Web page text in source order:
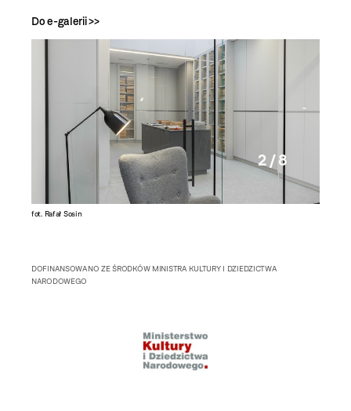
Do e-galerii >>
fot. Rafał Sosin
2 / 8
DOFINANSOWANO ZE ŚRODKÓW MINISTRA KULTURY I DZIEDZICTWA
NARODOWEGO